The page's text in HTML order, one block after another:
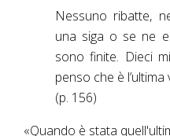
Nessuno ribatte,
una siga o se ne
sono finite. Dieci
penso che è
(p. 156)
«Quando è stata